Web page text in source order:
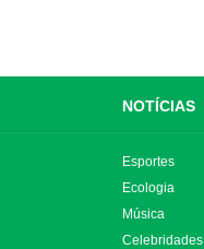
NOTÍCIAS
Esportes
Ecologia
Música
Celebridades